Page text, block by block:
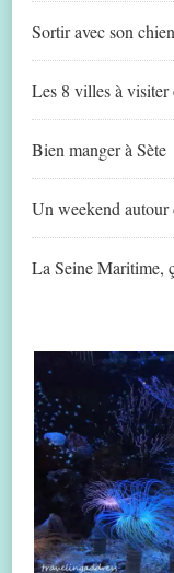
Sortir avec son
Les 8 villes à
Bien manger à Sète
Un weekend
La Seine Maritime,